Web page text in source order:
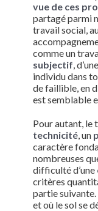
vue de ces
partagé parmi
travail social,
comme un
subjectif ,
individu dans
de faillible, en
est semblable
Pour autant, le
technicité, un
caractère
nombreuses
difficulté d’une
critères
partie suivante.
et où le sol se